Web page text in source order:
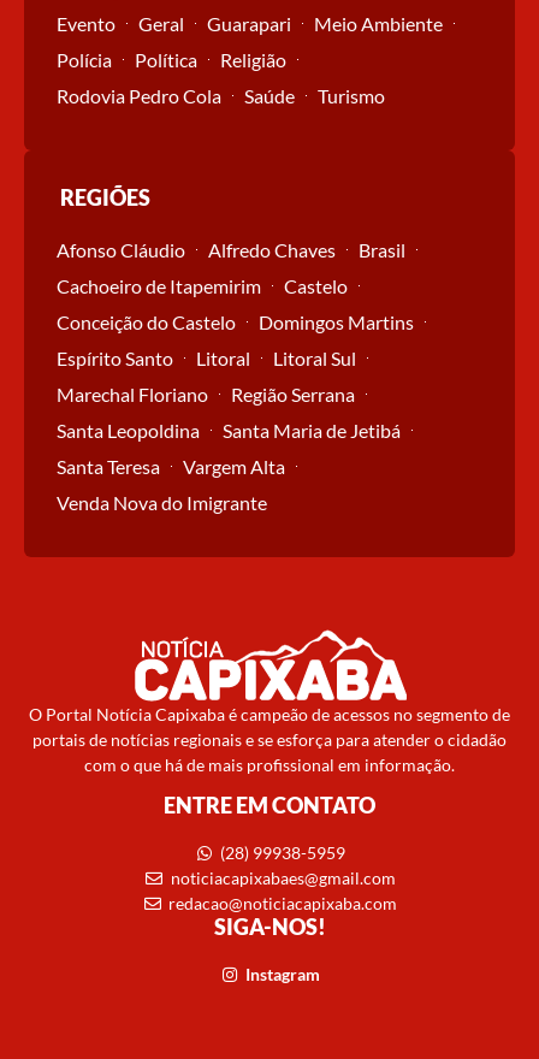
Evento
Geral Guarapari
Meio Ambiente
Polícia
Política
Religião
Rodovia Pedro Cola
Saúde Turismo
REGIÕES
Afonso Cláudio Alfredo Chaves
Brasil
Cachoeiro de Itapemirim
Castelo
Conceição do Castelo
Domingos Martins
Espírito Santo
Litoral
Litoral Sul
Marechal Floriano
Região Serrana
Santa Leopoldina
Santa Maria de Jetibá
Santa Teresa
Vargem Alta
Venda Nova do Imigrante
O Portal Notícia Capixaba é campeão de acessos no segmento de
portais de notícias regionais e se esforça para atender o cidadão
com o que há de mais profissional em informação.
ENTRE EM CONTATO
(28) 99938-5959
noticiacapixabaes@gmail.com
redacao@noticiacapixaba.com
SIGA-NOS!
Instagram